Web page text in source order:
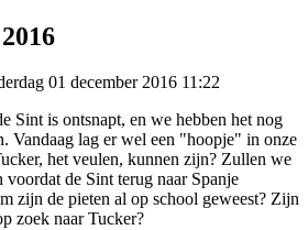
01 december 2016 11:22
Sint is ontsnapt, en we hebben het nog
Vandaag lag er wel een "hoopje" in onze
het veulen, kunnen zijn? Zullen we
de Sint terug naar Spanje
zijn de pieten al op school geweest? Zijn
zoek naar Tucker?